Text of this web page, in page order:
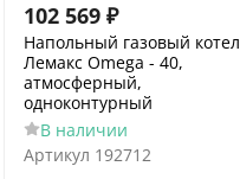
102 569 ₽
Напольный газовый котел
Лемакс Omega - 40,
атмосферный,
одноконтурный
В наличии
Артикул 192712